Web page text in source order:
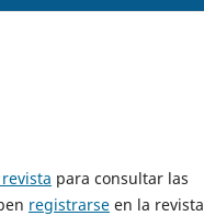
para consultar las
registrarse en la revista